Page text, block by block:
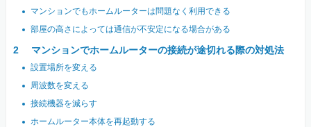
マンションでもホームルーターは問題なく利用できる
部屋の高さによっては通信が不安定になる場合がある
マンションでホームルーターの接続が途切れる際の対処法
設置場所を変える
周波数を変える
接続機器を減らす
ホームルーター本体を再起動する